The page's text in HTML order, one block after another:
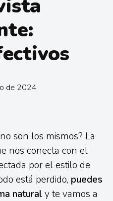
de 2024
son los mismos? La
nos conecta con el
por el estilo de
está perdido, puedes
naturaly te vamos a